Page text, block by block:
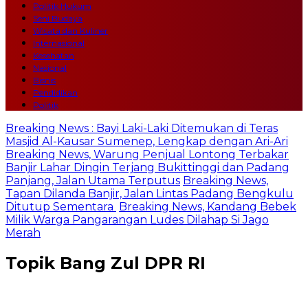
Politik Hukum
Seni Budaya
Wisata dan Kuliner
Internasional
Kesehatan
Nasional
Bisnis
Pendidikan
Politik
Breaking News : Bayi Laki-Laki Ditemukan di Teras
Masjid Al-Kausar Sumenep, Lengkap dengan Ari-Ari
Breaking News, Warung Penjual Lontong Terbakar
Banjir Lahar Dingin Terjang Bukittinggi dan Padang
Panjang, Jalan Utama Terputus Breaking News,
Tapan Dilanda Banjir, Jalan Lintas Padang Bengkulu
Ditutup Sementara Breaking News, Kandang Bebek
Milik Warga Pangarangan Ludes Dilahap Si Jago
Merah
Topik Bang Zul DPR RI